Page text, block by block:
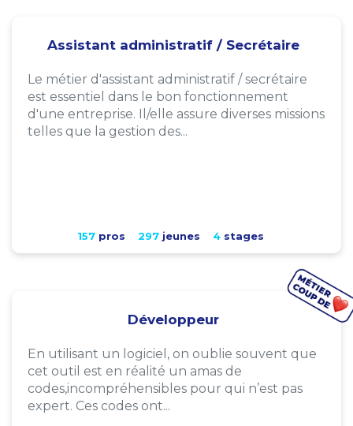
Assistant administratif / Secrétaire
Le métier d'assistant administratif / secrétaire
est essentiel dans le bon fonctionnement
d'une entreprise. Il/elle assure diverses missions
telles que la gestion des...
157pros 297jeunes 4stages
Développeur
En utilisant un logiciel, on oublie souvent que
cet outil est en réalité un amas de
codes,incompréhensibles pour qui n’est pas
expert. Ces codes ont...